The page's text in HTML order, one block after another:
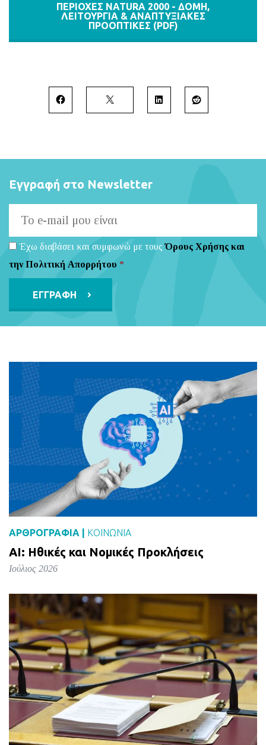
ΠΕΡΙΟΧΈΣ ΝATURA 2000 - ΔΟΜΉ,
ΛΕΙΤΟΥΡΓΊΑ & ΑΝΑΠΤΥΞΙΑΚΈΣ
ΠΡΟΟΠΤΙΚΈΣ (PDF)
Εγγραφή στο Newsletter
Έχω διαβάσει και συμφωνώ με τουςΌρους Χρήσης και
την Πολιτική Απορρήτου *
ΑΡΘΡΟΓΡΑΦΙΑ | ΚΟΙΝΩΝΙΑ
AI: Ηθικές και Νομικές Προκλήσεις
Ιούλιος 2026